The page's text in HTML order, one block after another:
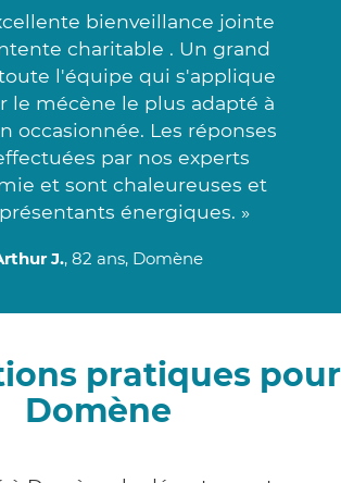
bienveillance jointe
charitable . Un grand
l'équipe qui s'applique
le mécène le plus adapté à
occasionnée. Les réponses
par nos experts
et sont chaleureuses et
énergiques. »
J., 82 ans, Domène
pratiques pour
Domène